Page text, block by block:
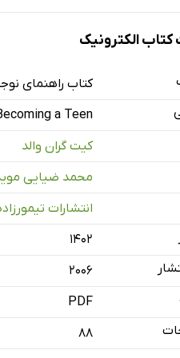
ورزش و وزن مناسب
پوست، دندان و مو
با جنس مخالف
الکترونیک
کتاب راهنمای
a Teen
کیت گران والد
محمد ضیایی
انتشارات
۱۴۰۲
2006
PDF
88